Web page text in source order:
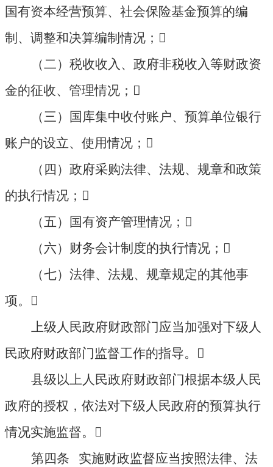
国有资本经营预算、社会保险基金预算的编
制、调整和决算编制情况； 
（二）税收收入、政府非税收入等财政资
金的征收、管理情况； 
（三）国库集中收付账户、预算单位银行
账户的设立、使用情况； 
（四）政府采购法律、法规、规章和政策
的执行情况； 
（五）国有资产管理情况； 
（六）财务会计制度的执行情况； 
（七）法律、法规、规章规定的其他事
项。 
上级人民政府财政部门应当加强对下级人
民政府财政部门监督工作的指导。 
县级以上人民政府财政部门根据本级人民
政府的授权，依法对下级人民政府的预算执行
情况实施监督。 
第四条 实施财政监督应当按照法律、法